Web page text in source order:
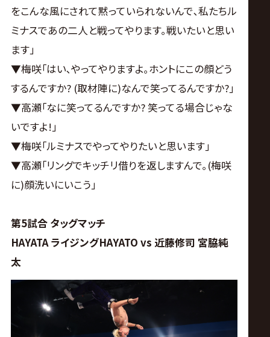
をこんな風にされて黙っていられないんで､私たちル
ミナスであの二人と戦ってやります｡戦いたいと思い
ます｣
▼梅咲｢はい､やってやりますよ｡ホントにこの顔どう
するんですか? (取材陣に)なんで笑ってるんですか?｣
▼高瀬｢なに笑ってるんですか? 笑ってる場合じゃな
いですよ!｣
▼梅咲｢ルミナスでやってやりたいと思います｣
▼高瀬｢リングでキッチリ借りを返しますんで｡(梅咲
に)顔洗いにいこう｣
第5試合 タッグマッチ
HAYATA ライジングHAYATO vs 近藤修司 宮脇純
太